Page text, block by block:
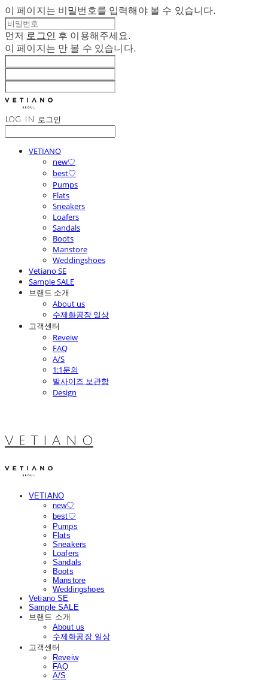
이 페이지는 비밀번호를 입력해야 볼 수 있습니다.
먼저 로그인 후 이용해주세요.
이 페이지는 만 볼 수 있습니다.
LOG IN 로그인
VETIANO
new♡
best♡
Pumps
Flats
Sneakers
Loafers
Sandals
Boots
Manstore
Weddingshoes
Vetiano SE
Sample SALE
브랜드 소개
About us
수제화공장 일상
고객센터
Reveiw
FAQ
A/S
1:1문의
발사이즈 보관함
Design
V E T I A N O
VETIANO
new♡
best♡
Pumps
Flats
Sneakers
Loafers
Sandals
Boots
Manstore
Weddingshoes
Vetiano SE
Sample SALE
브랜드 소개
About us
수제화공장 일상
고객센터
Reveiw
FAQ
A/S